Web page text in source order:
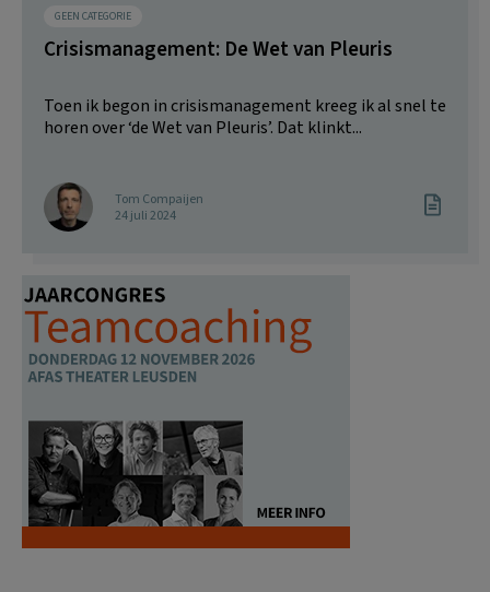
GEEN CATEGORIE
Crisismanagement: De Wet van Pleuris
Toen ik begon in crisismanagement kreeg ik al snel te
horen over ‘de Wet van Pleuris’. Dat klinkt...
Tom Compaijen
24 juli 2024